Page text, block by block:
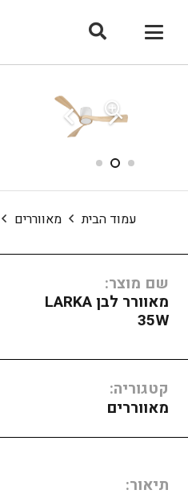
עמוד הבית מאווררים
שם מוצר:
מאוורר לבן LARKA
35W
קטגוריה:
מאווררים
תיאור